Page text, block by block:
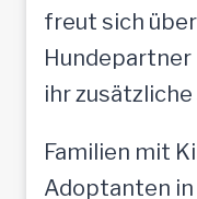
freut sich
Hundepartner
ihr
Familien mit
Adoptanten in